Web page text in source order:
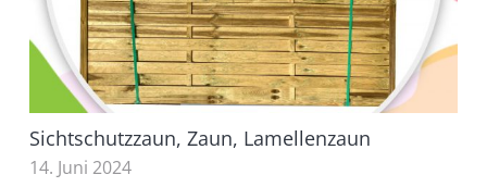
Sichtschutzzaun, Zaun, Lamellenzaun
14. Juni 2024